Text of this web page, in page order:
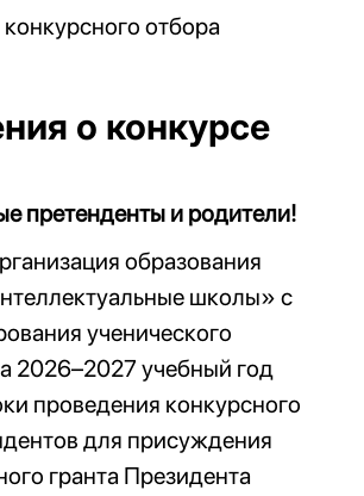
отбора
о конкурсе
претенденты и родители!
образования
школы» с
ученического
2026–2027 учебный год
проведения конкурсного
для присуждения
гранта Президента